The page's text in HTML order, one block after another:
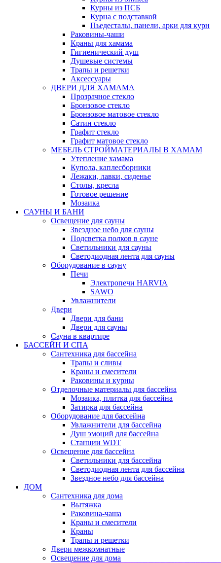
Курны из ПСБ
Курна с подставкой
Пьедесталы, панели, арки для курн
Раковины-чаши
Краны для хамама
Гигиенический душ
Душевые системы
Трапы и решетки
Аксессуары
ДВЕРИ ДЛЯ ХАМАМА
Прозрачное стекло
Бронзовое стекло
Бронзовое матовое стекло
Сатин стекло
Графит стекло
Графит матовое стекло
МЕБЕЛЬ СТРОЙМАТЕРИАЛЫ В ХАМАМ
Утепление хамама
Купола, каплесборники
Лежаки, лавки, сиденье
Столы, кресла
Готовое решение
Мозаика
САУНЫ И БАНИ
Освещение для сауны
Звездное небо для сауны
Подсветка полков в сауне
Светильники для сауны
Светодиодная лента для сауны
Оборудование в сауну
Печи
Электропечи HARVIA
SAWO
Увлажнители
Двери
Двери для бани
Двери для сауны
Сауна в квартире
БАССЕЙН И СПА
Сантехника для бассейна
Трапы и сливы
Краны и смесители
Раковины и курны
Отделочные материалы для бассейна
Мозаика, плитка для бассейна
Затирка для бассейна
Оборудование для бассейна
Увлажнители для бассейна
Душ эмоций для бассейна
Станции WDT
Освещение для бассейна
Светильники для бассейна
Светодиодная лента для бассейна
Звездное небо для бассейна
ДОМ
Сантехника для дома
Вытяжка
Раковина-чаша
Краны и смесители
Краны
Трапы и решетки
Двери межкомнатные
Освещение для дома